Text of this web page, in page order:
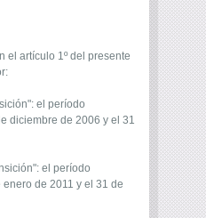
el artículo 1º del presente
el período
diciembre de 2006 y el 31
el período
de 2011 y el 31 de